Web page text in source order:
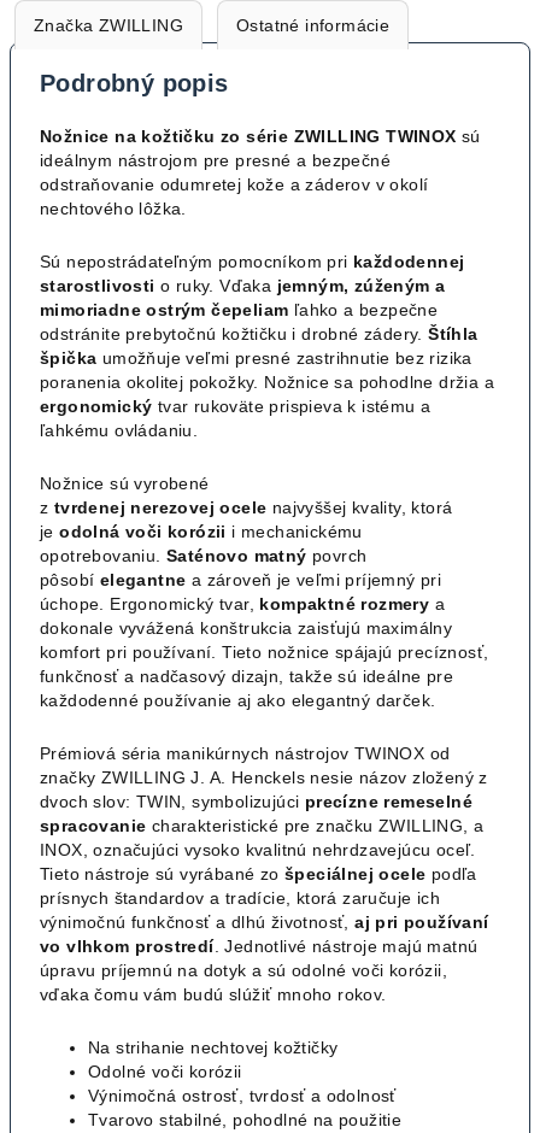
Značka ZWILLING Ostatné informácie
Podrobný popis
Nožnice na kožtičku zo série ZWILLING TWINOX sú
ideálnym nástrojom pre presné a bezpečné
odstraňovanie odumretej kože a záderov v okolí
nechtového lôžka.
Sú nepostrádateľným pomocníkom pri každodennej
starostlivosti o ruky. Vďaka jemným, zúženým a
mimoriadne ostrým čepeliam ľahko a bezpečne
odstránite prebytočnú kožtičku i drobné zádery.Štíhla
špička umožňuje veľmi presné zastrihnutie bez rizika
poranenia okolitej pokožky. Nožnice sa pohodlne držia a
ergonomický tvar rukoväte prispieva k istému a
ľahkému ovládaniu.
Nožnice sú vyrobené
z tvrdenej nerezovej ocele najvyššej kvality, ktorá
je odolná voči korózii i mechanickému
opotrebovaniu.
Saténovo matný povrch
pôsobí elegantne a zároveň je veľmi príjemný pri
úchope. Ergonomický tvar, kompaktné rozmery a
dokonale vyvážená konštrukcia zaisťujú maximálny
komfort pri používaní. Tieto nožnice spájajú precíznosť,
funkčnosť a nadčasový dizajn, takže sú ideálne pre
každodenné používanie aj ako elegantný darček.
Prémiová séria manikúrnych nástrojov TWINOX od
značky ZWILLING J. A. Henckels nesie názov zložený z
dvoch slov: TWIN, symbolizujúci precízne remeselné
spracovanie charakteristické pre značku ZWILLING, a
INOX, označujúci vysoko kvalitnú nehrdzavejúcu oceľ.
Tieto nástroje sú vyrábané zo špeciálnej ocele podľa
prísnych štandardov a tradície, ktorá zaručuje ich
výnimočnú funkčnosť a dlhú životnosť, aj pri používaní
vo vlhkom prostredí. Jednotlivé nástroje majú matnú
úpravu príjemnú na dotyk a sú odolné voči korózii,
vďaka čomu vám budú slúžiť mnoho rokov.
Na strihanie nechtovej kožtičky
Odolné voči korózii
Výnimočná ostrosť, tvrdosť a odolnosť
Tvarovo stabilné, pohodlné na použitie